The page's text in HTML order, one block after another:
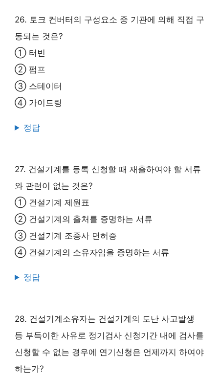
26. 토크 컨버터의 구성요소 중 기관에 의해 직접 구
동되는 것은?
① 터빈
② 펌프
③ 스테이터
④ 가이드링
정답
27. 건설기계를 등록 신청할 때 재출하여야 할 서류
와 관련이 없는 것은?
① 건설기계 제원표
② 건설기계의 출처를 증명하는 서류
③ 건설기계 조종사 면허증
④ 건설기계의 소유자임을 증명하는 서류
정답
28. 건설기계소유자는 건설기계의 도난 사고발생
등 부득이한 사유로 정기검사 신청기간 내에 검사를
신청할 수 없는 경우에 연기신청은 언제까지 하여야
하는가?